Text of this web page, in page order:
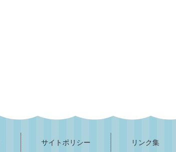
サイトポリシー リンク集